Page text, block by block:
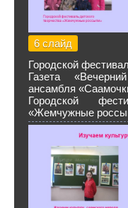
6 слайд
Городской
Газета
ансамбля
Городской
«Жемчужные